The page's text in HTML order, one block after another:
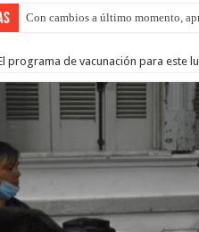
Con cambios a último momento,
programa de vacunación para este